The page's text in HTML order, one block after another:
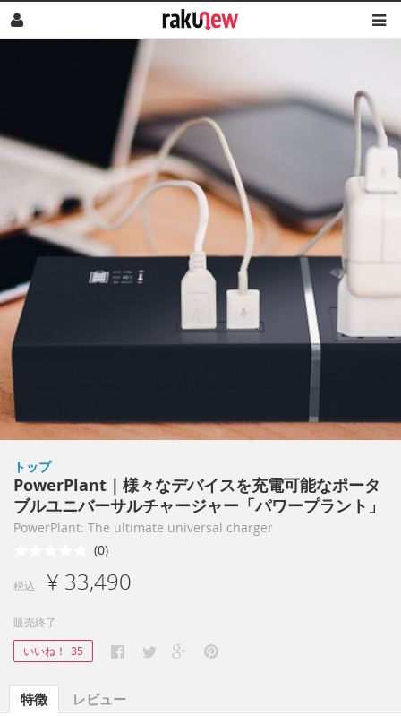
トップ
PowerPlant｜様々なデバイスを充電可能なポータ
ブルユニバーサルチャージャー「パワープラント」
PowerPlant: The ultimate universal charger
(0)
税込 ¥ 33,490
販売終了
いいね！ 35
特徴 レビュー